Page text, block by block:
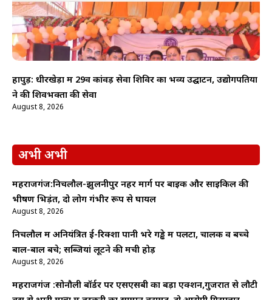
हापुड़: धीरखेड़ा में 29वें कांवड़ सेवा शिविर का भव्य उद्घाटन, उद्योगपतियों
ने की शिवभक्तों की सेवा
August 8, 2026
अभी अभी
महराजगंज:निचलौल-झुलनीपुर नहर मार्ग पर बाइक और साइकिल की
भीषण भिड़ंत, दो लोग गंभीर रूप से घायल
August 8, 2026
निचलौल में अनियंत्रित ई-रिक्शा पानी भरे गड्ढे में पलटा, चालक व बच्चे
बाल-बाल बचे; सब्जियां लूटने की मची होड़
August 8, 2026
महराजगंज :सोनौली बॉर्डर पर एसएसबी का बड़ा एक्शन,गुजरात से लौटी